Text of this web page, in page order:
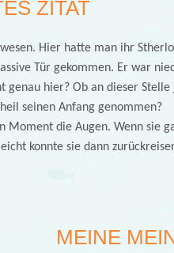
ZITAT
Hier hatte man ihr
Tür gekommen. Er war
genau hier? Ob an dieser
seinen Anfang genommen?
Moment die Augen. Wenn sie
konnte sie dann
MEINE